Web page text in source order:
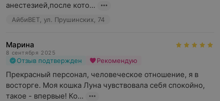
анестезией,после кото...
АйбиВЕТ, ул. Прушинских, 74
Марина
8 сентября 2025
Отзыв подтвержден Рекомендую
Прекрасный персонал, человеческое отношение, я в
восторге. Моя кошка Луна чувствовала себя спокойно,
такое - впервые! Ко...